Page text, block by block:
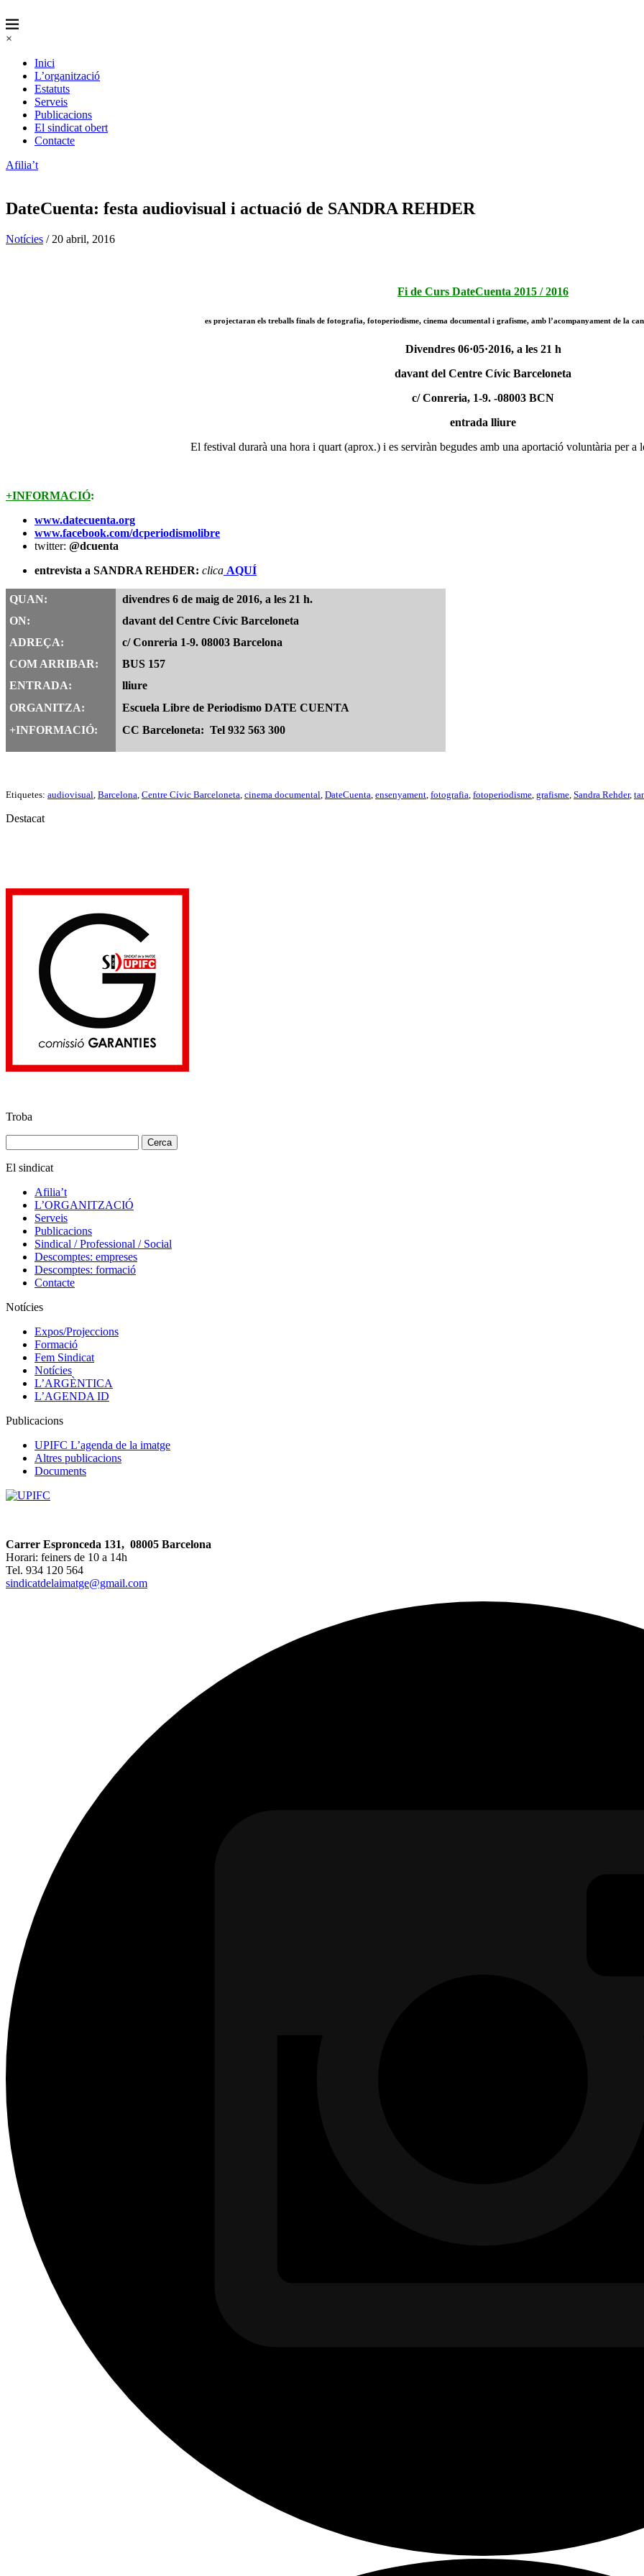
×
Inici
L’organització
Estatuts
Serveis
Publicacions
El sindicat obert
Contacte
Afilia’t
DateCuenta: festa audiovisual i actuació de SANDRA REHDER
Notícies / 20 abril, 2016
Fi de Curs DateCuenta 2015 / 2016
es projectaran els treballs finals de fotografia, fotoperiodisme, cinema documental i grafisme, amb l’acompanyament de la
Divendres 06·05·2016, a les 21 h
davant del Centre Cívic Barceloneta
c/ Conreria, 1-9. -08003 BCN
entrada lliure
El festival durarà una hora i quart (aprox.) i es serviràn begudes amb una aportació voluntària per a
+INFORMACIÓ:
www.datecuenta.org
www.facebook.com/dcperiodismolibre
twitter: @dcuenta
entrevista a SANDRA REHDER: clica AQUÍ
QUAN:
divendres 6 de maig de 2016, a les 21 h.
ON:
davant del Centre Cívic Barceloneta
ADREÇA:
c/ Conreria 1-9. 08003 Barcelona
COM ARRIBAR:
BUS 157
ENTRADA:
lliure
ORGANITZA:
Escuela Libre de Periodismo DATE CUENTA
+INFORMACIÓ:
CC Barceloneta: Tel 932 563 300
Etiquetes: audiovisual, Barcelona, Centre Cívic Barceloneta, cinema documental, DateCuenta, ensenyament, fotografia, fotoperiodisme, grafisme, Sandra Rehder,
Destacat
Troba
El sindicat
Afilia’t
L’ORGANITZACIÓ
Serveis
Publicacions
Sindical / Professional / Social
Descomptes: empreses
Descomptes: formació
Contacte
Notícies
Expos/Projeccions
Formació
Fem Sindicat
Notícies
L’ARGÈNTICA
L’AGENDA ID
Publicacions
UPIFC L’agenda de la imatge
Altres publicacions
Documents
Carrer Espronceda 131, 08005 Barcelona
Horari: feiners de 10 a 14h
Tel. 934 120 564
sindicatdelaimatge@gmail.com